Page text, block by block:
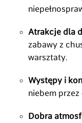
Atrakcje dla
zabawy z
warsztaty.
Występy i
niebem przez
Dobra